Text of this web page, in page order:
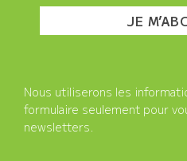
Nous utiliserons les
formulaire seulement pour
newsletters.